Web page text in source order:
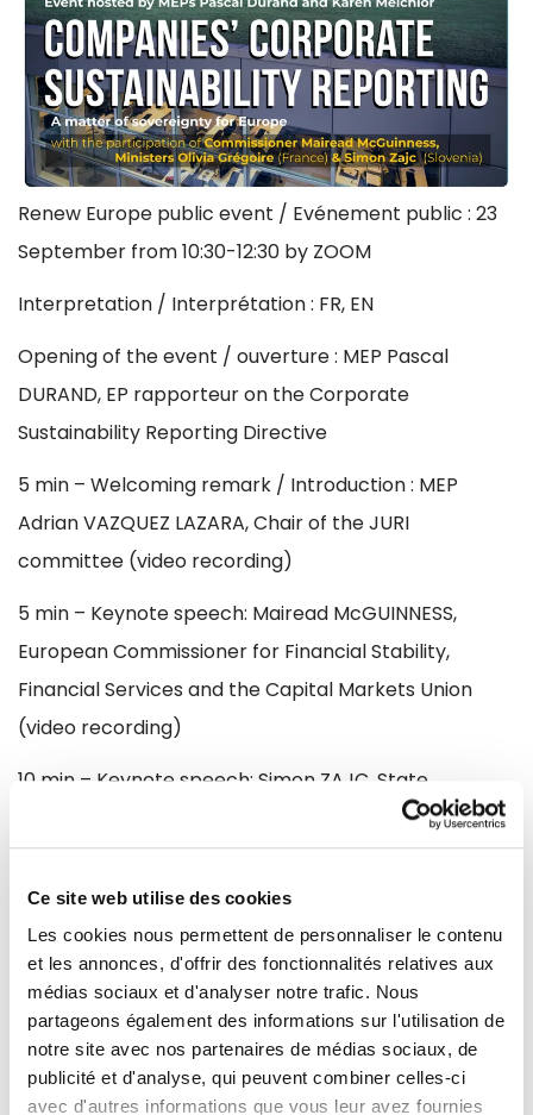
Ce site web utilise des cookies
Les cookies nous permettent de personnaliser le contenu
et les annonces, d'offrir des fonctionnalités relatives aux
médias sociaux et d'analyser notre trafic. Nous
partageons également des informations sur l'utilisation de
notre site avec nos partenaires de médias sociaux, de
publicité et d'analyse, qui peuvent combiner celles-ci
avec d'autres informations que vous leur avez fournies
Renew Europe public event / Evénement public : 23
September from 10:30-12:30 by ZOOM
Interpretation / Interprétation : FR, EN
Opening of the event / ouverture : MEP Pascal
DURAND, EP rapporteur on the Corporate
Sustainability Reporting Directive
5 min – Welcoming remark / Introduction : MEP
Adrian VAZQUEZ LAZARA, Chair of the JURI
committee (video recording)
5 min – Keynote speech: Mairead McGUINNESS,
European Commissioner for Financial Stability,
Financial Services and the Capital Markets Union
(video recording)
10 min – Keynote speech: Simon ZAJC, State
Secretary at the Ministry of Economic Development
and Technology, Republic of Slovenia
10 min – Keynote speech: Olivia GREGOIRE, Secretary
of State for Social Economy, France
Question de suivi / One follow-up question to
Secretary of State ZAJC and one to Secretary of
State GREGOIRE